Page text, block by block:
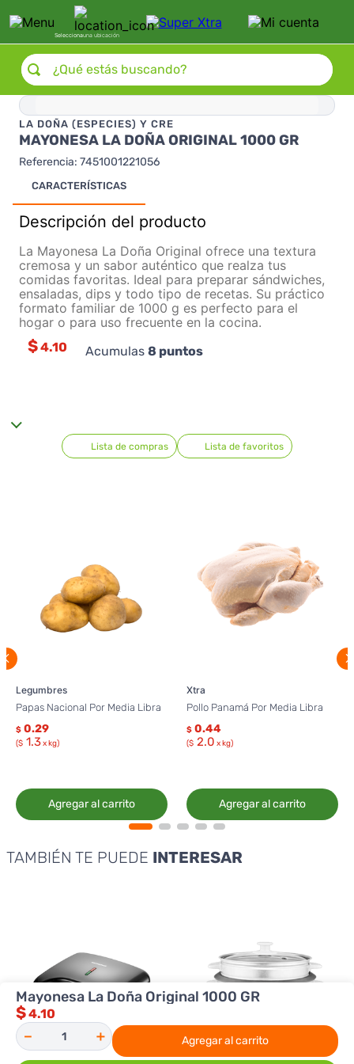
Seleccionauna ubicación
¿Qué estás buscando?
LA DOÑA (ESPECIES) Y CRE
MAYONESA LA DOÑA ORIGINAL 1000 GR
Referencia: 7451001221056
CARACTERÍSTICAS
Descripción del producto
La Mayonesa La Doña Original ofrece una textura
cremosa y un sabor auténtico que realza tus
comidas favoritas. Ideal para preparar sándwiches,
ensaladas, dips y todo tipo de recetas. Su práctico
formato familiar de 1000 g es perfecto para el
hogar o para uso frecuente en la cocina.
$4.10 Acumulas 8 puntos
Lista de compras Lista de favoritos
Legumbres
Papas Nacional Por Media Libra
$ 0.29
($ 1.3x kg)
Agregar al carrito
Xtra
Pollo Panamá Por Media Libra
$ 0.44
($ 2.0 x kg)
Agregar al carrito
TAMBIÉN TE PUEDE INTERESAR
Mayonesa La Doña Original 1000 GR
$4.10
＋
－ Agregar al carrito